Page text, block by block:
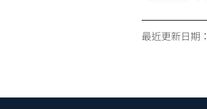
最近更新日期：